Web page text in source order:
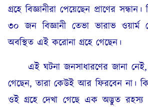
গ্রহে বিজ্ঞানীরা পেয়েছেন প্রাণের
৩০ জন বিজ্ঞানী তেভা ভারাভ ওয়ার্ম
অবস্থিত এই করোনা গ্রহে গেছেন।
এই ঘটনা জনসাধারণের জানা নেই,
গেছেন, তারা কেউই আর ফিরবেন না।
ওই গ্রহে দেখা গেছে এক অদ্ভুত রহস্য